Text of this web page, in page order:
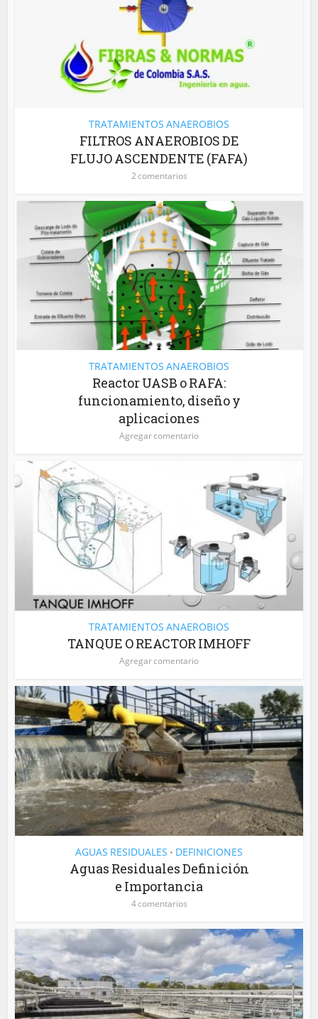
TRATAMIENTOS ANAEROBIOS
FILTROS ANAEROBIOS DE
FLUJO ASCENDENTE (FAFA)
2 comentarios
TRATAMIENTOS ANAEROBIOS
Reactor UASB o RAFA:
funcionamiento, diseño y
aplicaciones
Agregar comentario
TRATAMIENTOS ANAEROBIOS
TANQUE O REACTOR IMHOFF
Agregar comentario
AGUAS RESIDUALES • DEFINICIONES
Aguas Residuales Definición
e Importancia
4 comentarios